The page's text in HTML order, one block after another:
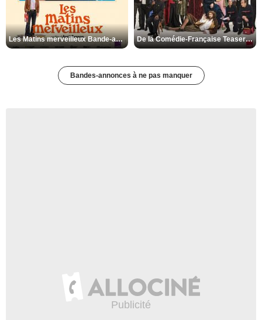
Les Matins merveilleux Bande-annonce VF De la Comédie-Française Teaser VF
Bandes-annonces à ne pas manquer